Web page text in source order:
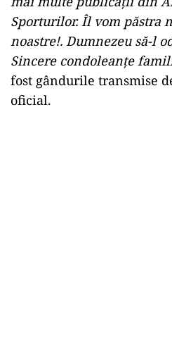
Sporturilor. Îl vom păstra
noastre!. Dumnezeu să-l
Sincere condoleanțe
fost gândurile transmise
oficial.